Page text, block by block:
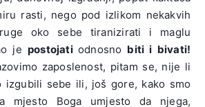
rasti, nego pod izlikom nekakvih
oko sebe tiranizirati i maglu
je postojati odnosno biti i bivati!
zaposlenost, pitam se, nije li
izgubili sebe ili, još gore, kako smo
mjesto Boga umjesto da njega,